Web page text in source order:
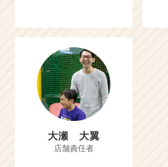
大瀬 大翼
店舗責任者